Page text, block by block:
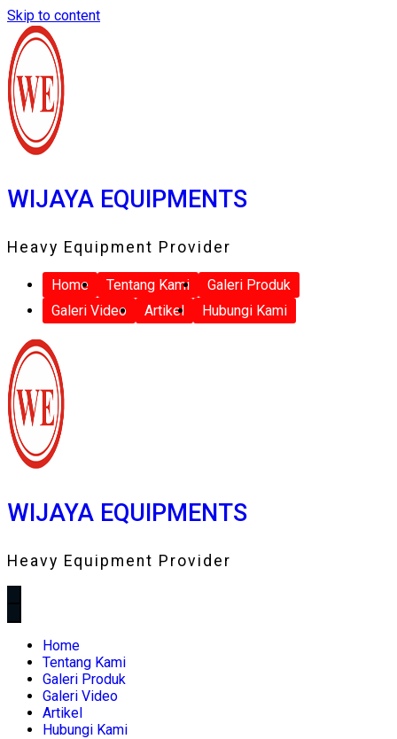
Skip to content
WIJAYA EQUIPMENTS
Heavy Equipment Provider
Home Tentang Kami
Galeri Produk
Galeri Video
Artikel Hubungi Kami
WIJAYA EQUIPMENTS
Heavy Equipment Provider
Home
Tentang Kami
Galeri Produk
Galeri Video
Artikel
Hubungi Kami